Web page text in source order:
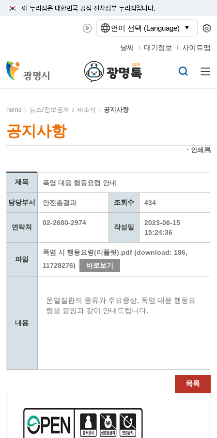
이 누리집은 대한민국 공식 전자정부 누리집입니다.
날씨 대기정보 사이트맵
home 뉴스/정보공개 새소식 공지사항
공지사항
ㆍ인쇄
제목 폭염 대응 행동요령 안내
담당부서 안전총괄과 조회수 434
연락처
02-2680-2974
작성일
2023-06-15
15:24:36
파일
폭염 시 행동요령(리플릿).pdf (download: 196,
11728276)
바로보기
내용
온열질환의 종류와 주요증상, 폭염 대응 행동요
령을 붙임과 같이 안내드립니다.
목록
언어 선택 (Language)